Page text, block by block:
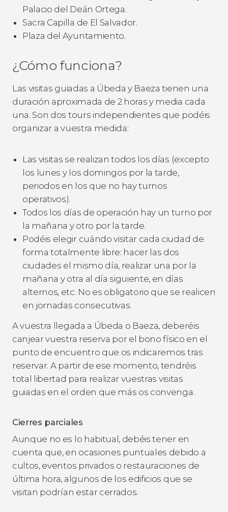
Palacio del Deán Ortega.
Sacra Capilla de El Salvador.
Plaza del Ayuntamiento.
¿Cómo funciona?
Las visitas guiadas a Úbeda y Baeza tienen una
duración aproximada de 2 horas y media cada
una. Son dos tours independientes que podéis
organizar a vuestra medida:
Las visitas se realizan todos los días (excepto
los lunes y los domingos por la tarde,
periodos en los que no hay turnos
operativos).
Todos los días de operación hay un turno por
la mañana y otro por la tarde.
Podéis elegir cuándo visitar cada ciudad de
forma totalmente libre: hacer las dos
ciudades el mismo día, realizar una por la
mañana y otra al día siguiente, en días
alternos, etc. No es obligatorio que se realicen
en jornadas consecutivas.
A vuestra llegada a Úbeda o Baeza, deberéis
canjear vuestra reserva por el bono físico en el
punto de encuentro que os indicaremos tras
reservar. A partir de ese momento, tendréis
total libertad para realizar vuestras visitas
guiadas en el orden que más os convenga.
Cierres parciales
Aunque no es lo habitual, debéis tener en
cuenta que, en ocasiones puntuales debido a
cultos, eventos privados o restauraciones de
última hora, algunos de los edificios que se
visitan podrían estar cerrados.